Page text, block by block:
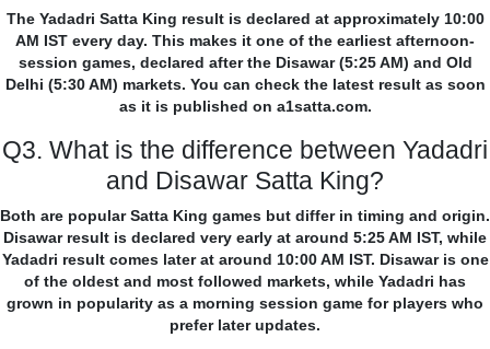
The Yadadri Satta King result is declared at approximately 10:00
AM IST every day. This makes it one of the earliest afternoon-
session games, declared after the Disawar (5:25 AM) and Old
Delhi (5:30 AM) markets. You can check the latest result as soon
as it is published on a1satta.com.
Q3. What is the difference between Yadadri
and Disawar Satta King?
Both are popular Satta King games but differ in timing and origin.
Disawar result is declared very early at around 5:25 AM IST, while
Yadadri result comes later at around 10:00 AM IST. Disawar is one
of the oldest and most followed markets, while Yadadri has
grown in popularity as a morning session game for players who
prefer later updates.